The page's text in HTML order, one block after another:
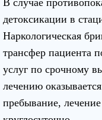
В случае
детоксикации в
Наркологическая
трансфер пациента
услуг по срочному
лечению
пребывание,